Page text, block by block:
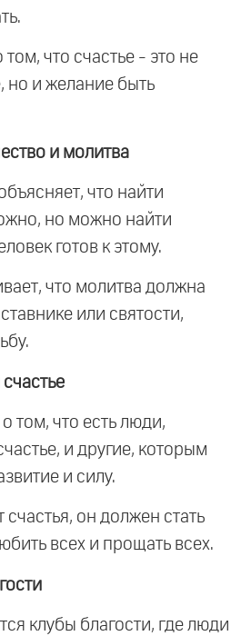
том, что счастье - это не
но и желание быть
и молитва
что найти
но можно найти
готов к этому.
что молитва должна
или святости,
том, что есть люди,
и другие, которым
и силу.
счастья, он должен стать
всех и прощать всех.
клубы благости, где люди